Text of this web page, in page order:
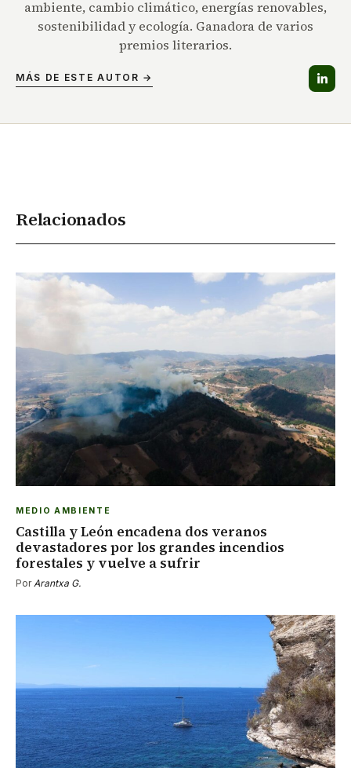
ambiente, cambio climático, energías renovables,
sostenibilidad y ecología. Ganadora de varios
premios literarios.
MÁS DE ESTE AUTOR →
Relacionados
MEDIO AMBIENTE
Castilla y León encadena dos veranos
devastadores por los grandes incendios
forestales y vuelve a sufrir
PorArantxa G.